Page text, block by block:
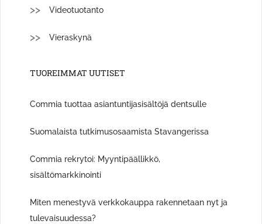
Videotuotanto
Vieraskynä
TUOREIMMAT UUTISET
Commia tuottaa asiantuntijasisältöjä dentsulle
Suomalaista tutkimusosaamista Stavangerissa
Commia rekrytoi: Myyntipäällikkö,
sisältömarkkinointi
Miten menestyvä verkkokauppa rakennetaan nyt ja
tulevaisuudessa?